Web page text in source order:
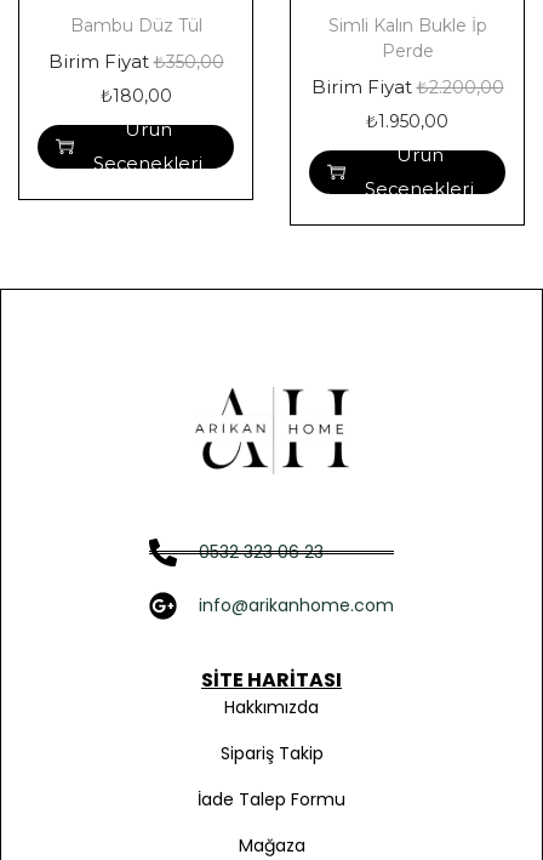
Bambu Düz Tül
Birim Fiyat₺350,00
₺180,00
Ürün
Seçenekleri
Simli Kalın Bukle İp
Perde
Birim Fiyat₺2.200,00
₺1.950,00
Ürün
Seçenekleri
0532 323 06 23
info@arikanhome.com
SITE HARITASI
Hakkımızda
Sipariş Takip
İade Talep Formu
Mağaza